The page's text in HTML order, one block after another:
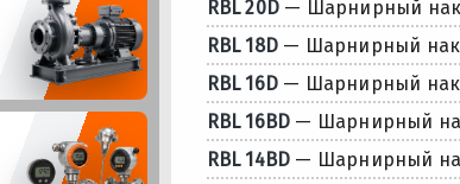
RBL 20D — Шарнирный
RBL 18D — Шарнирный
RBL 16D — Шарнирный
RBL 16BD — Шарнирный
RBL 14BD — Шарнирный